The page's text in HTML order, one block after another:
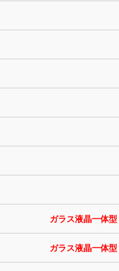
ガラス液晶一体型
ガラス液晶一体型